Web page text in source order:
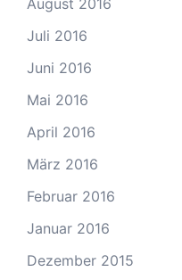
August 2016
Juli 2016
Juni 2016
Mai 2016
April 2016
März 2016
Februar 2016
Januar 2016
Dezember 2015